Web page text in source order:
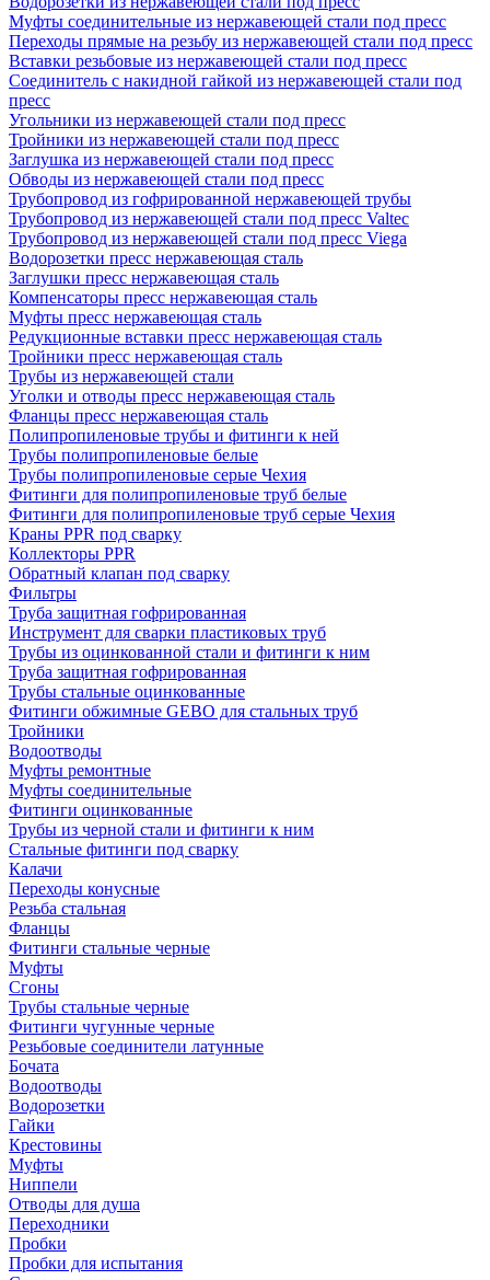
Муфты соединительные из нержавеющей стали под пресс
Переходы прямые на резьбу из нержавеющей стали под пресс
Вставки резьбовые из нержавеющей стали под пресс
Соединитель с накидной гайкой из нержавеющей стали под
пресс
Угольники из нержавеющей стали под пресс
Тройники из нержавеющей стали под пресс
Заглушка из нержавеющей стали под пресс
Обводы из нержавеющей стали под пресс
Трубопровод из гофрированной нержавеющей трубы
Трубопровод из нержавеющей стали под пресс Valtec
Трубопровод из нержавеющей стали под пресс Viega
Водорозетки пресс нержавеющая сталь
Заглушки пресс нержавеющая сталь
Компенсаторы пресс нержавеющая сталь
Муфты пресс нержавеющая сталь
Редукционные вставки пресс нержавеющая сталь
Тройники пресс нержавеющая сталь
Трубы из нержавеющей стали
Уголки и отводы пресс нержавеющая сталь
Фланцы пресс нержавеющая сталь
Полипропиленовые трубы и фитинги к ней
Трубы полипропиленовые белые
Трубы полипропиленовые серые Чехия
Фитинги для полипропиленовые труб белые
Фитинги для полипропиленовые труб серые Чехия
Краны PPR под сварку
Коллекторы PPR
Обратный клапан под сварку
Фильтры
Труба защитная гофрированная
Инструмент для сварки пластиковых труб
Трубы из оцинкованной стали и фитинги к ним
Труба защитная гофрированная
Трубы стальные оцинкованные
Фитинги обжимные GEBO для стальных труб
Тройники
Водоотводы
Муфты ремонтные
Муфты соединительные
Фитинги оцинкованные
Трубы из черной стали и фитинги к ним
Стальные фитинги под сварку
Калачи
Переходы конусные
Резьба стальная
Фланцы
Фитинги стальные черные
Муфты
Сгоны
Трубы стальные черные
Фитинги чугунные черные
Резьбовые соединители латунные
Бочата
Водоотводы
Водорозетки
Гайки
Крестовины
Муфты
Ниппели
Отводы для душа
Переходники
Пробки
Пробки для испытания